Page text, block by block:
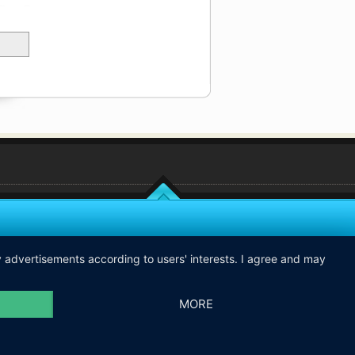
according to users' interests. I agree and may
MORE